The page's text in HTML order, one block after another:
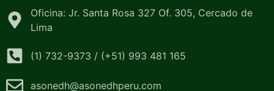
Oficina: Jr. Santa Rosa 327 Of. 305, Cercado de
Lima
(1) 732-9373 / (+51) 993 481 165
asonedh@asonedhperu.com